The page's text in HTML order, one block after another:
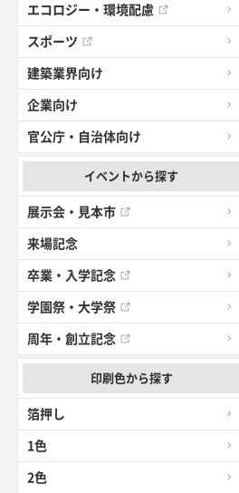
エコロジー・環境配慮
スポーツ
建築業界向け
企業向け
官公庁・自治体向け
イベントから探す
展示会・見本市
来場記念
卒業・入学記念
学園祭・大学祭
周年・創立記念
印刷色から探す
箔押し
1色
2色